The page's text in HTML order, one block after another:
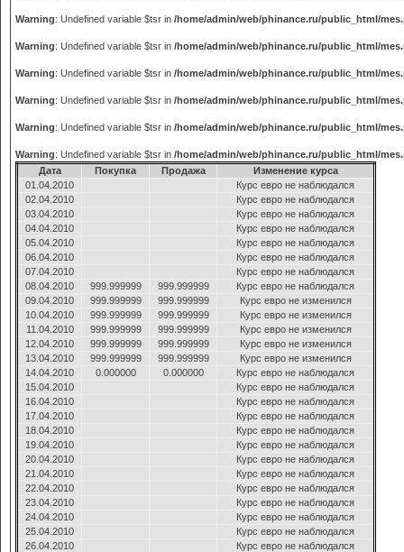
Warning: Undefined variable $tsr in /home/admin/web/phinance.ru/public_html/
Warning: Undefined variable $tsr in /home/admin/web/phinance.ru/public_html/
Warning: Undefined variable $tsr in /home/admin/web/phinance.ru/public_html/
Warning: Undefined variable $tsr in /home/admin/web/phinance.ru/public_html/
Warning: Undefined variable $tsr in /home/admin/web/phinance.ru/public_html/
Warning: Undefined variable $tsr in /home/admin/web/phinance.ru/public_html/
Дата
Покупка Продажа
Изменение курса
01.04.2010
Курс евро не наблюдался
02.04.2010
Курс евро не наблюдался
03.04.2010
Курс евро не наблюдался
04.04.2010
Курс евро не наблюдался
05.04.2010
Курс евро не наблюдался
06.04.2010
Курс евро не наблюдался
07.04.2010
Курс евро не наблюдался
08.04.2010
999.999999 999.999999
Курс евро не наблюдался
09.04.2010
999.999999 999.999999
Курс евро не изменился
10.04.2010
999.999999 999.999999
Курс евро не изменился
11.04.2010
999.999999 999.999999
Курс евро не изменился
12.04.2010
999.999999 999.999999
Курс евро не изменился
13.04.2010
999.999999 999.999999
Курс евро не изменился
14.04.2010
0.000000 0.000000
Курс евро не наблюдался
15.04.2010
Курс евро не наблюдался
16.04.2010
Курс евро не наблюдался
17.04.2010
Курс евро не наблюдался
18.04.2010
Курс евро не наблюдался
19.04.2010
Курс евро не наблюдался
20.04.2010
Курс евро не наблюдался
21.04.2010
Курс евро не наблюдался
22.04.2010
Курс евро не наблюдался
23.04.2010
Курс евро не наблюдался
24.04.2010
Курс евро не наблюдался
25.04.2010
Курс евро не наблюдался
26.04.2010
Курс евро не наблюдался